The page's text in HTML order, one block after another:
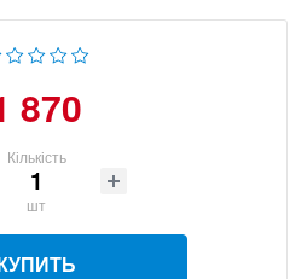
870
Кількість
шт